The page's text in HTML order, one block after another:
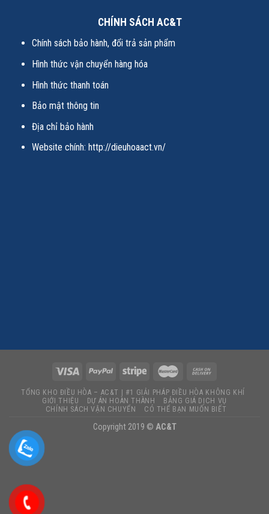
CHÍNH SÁCH AC&T
Chính sách bảo hành, đổi trả sản phẩm
Hình thức vận chuyển hàng hóa
Hình thức thanh toán
Bảo mật thông tin
Địa chỉ bảo hành
Website chính: http://dieuhoaact.vn/
TỔNG KHO ĐIỀU HÒA – AC&T | #1 GIẢI PHÁP ĐIỀU HÒA KHÔNG KHÍ
GIỚI THIỆU
DỰ ÁN HOÀN THÀNH
BẢNG GIÁ DỊCH VỤ
CHÍNH SÁCH VẬN CHUYỂN
CÓ THỂ BẠN MUỐN BIẾT
Copyright 2019 © AC&T